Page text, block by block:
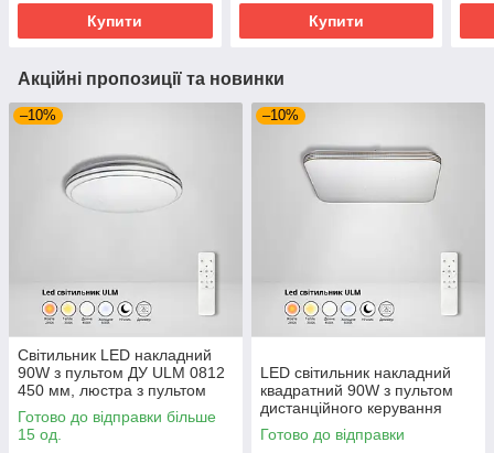
Купити Купити
Акційні пропозиції та новинки
–10%
Світильник LED накладний
90W з пультом ДУ ULM 0812
450 мм, люстра з пультом
дистанційного керування
Готово до відправки більше
15 од.
–10%
LED світильник накладний
квадратний 90W з пультом
дистанційного керування
ULM-1130 450мм, люстра
пульт дистанційного
Готово до відправки